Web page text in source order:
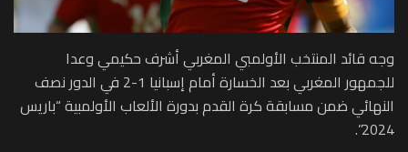
وجه قائد المنتخب الأولمبي المغربي أشرف حكيمي وعدا
للجمهور المغربي بعد الخسارة أمام إسبانيا 1-2 في الدور نصف
النهائي ضمن مسابقة كرة القدم بدورة الألعاب الأولمبية “باريس
2024”.